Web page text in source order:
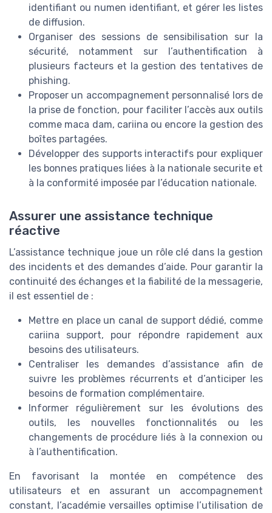
identifiant ou numen identifiant, et gérer les listes
de diffusion.
Organiser des sessions de sensibilisation sur la
sécurité, notamment sur l’authentification à
plusieurs facteurs et la gestion des tentatives de
phishing.
Proposer un accompagnement personnalisé lors de
la prise de fonction, pour faciliter l’accès aux outils
comme maca dam, cariina ou encore la gestion des
boîtes partagées.
Développer des supports interactifs pour expliquer
les bonnes pratiques liées à la nationale securite et
à la conformité imposée par l’éducation nationale.
Assurer une assistance technique
réactive
L’assistance technique joue un rôle clé dans la gestion
des incidents et des demandes d’aide. Pour garantir la
continuité des échanges et la fiabilité de la messagerie,
il est essentiel de :
Mettre en place un canal de support dédié, comme
cariina support, pour répondre rapidement aux
besoins des utilisateurs.
Centraliser les demandes d’assistance afin de
suivre les problèmes récurrents et d’anticiper les
besoins de formation complémentaire.
Informer régulièrement sur les évolutions des
outils, les nouvelles fonctionnalités ou les
changements de procédure liés à la connexion ou
à l’authentification.
En favorisant la montée en compétence des
utilisateurs et en assurant un accompagnement
constant, l’académie versailles optimise l’utilisation de